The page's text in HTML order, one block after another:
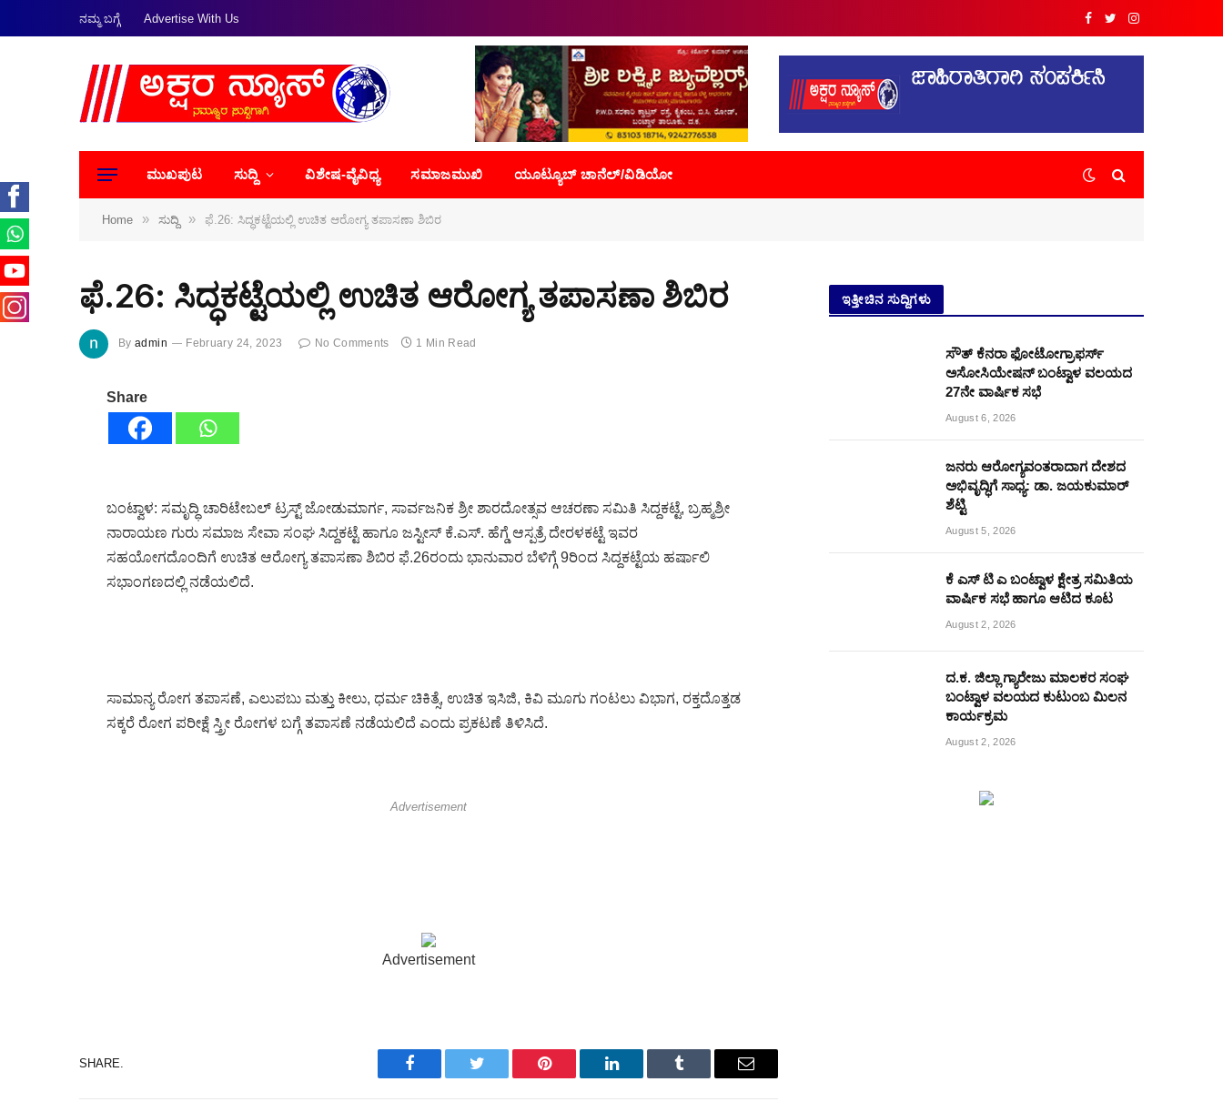
ನಮ್ಮ ಬಗ್ಗೆ Advertise With Us
Facebook
TwitterInstagram
ಮುಖಪುಟ ಸುದ್ದಿ ವಿಶೇಷ-ವೈವಿಧ್ಯ ಸಮಾಜಮುಖಿ ಯೂಟ್ಯೂಬ್ ಚಾನೆಲ್/ವಿಡಿಯೋ
Home » ಸುದ್ದಿ » ಫೆ.26: ಸಿದ್ಧಕಟ್ಟೆಯಲ್ಲಿ ಉಚಿತ ಆರೋಗ್ಯ ತಪಾಸಣಾ ಶಿಬಿರ
ಫೆ.26: ಸಿದ್ಧಕಟ್ಟೆಯಲ್ಲಿ ಉಚಿತ ಆರೋಗ್ಯ ತಪಾಸಣಾ ಶಿಬಿರ
By admin February 24, 2023 No Comments 1 Min Read
Share
ಬಂಟ್ವಾಳ: ಸಮೃದ್ಧಿ ಚಾರಿಟೇಬಲ್ ಟ್ರಸ್ಟ್ ಜೋಡುಮಾರ್ಗ, ಸಾರ್ವಜನಿಕ ಶ್ರೀ ಶಾರದೋತ್ಸವ ಆಚರಣಾ ಸಮಿತಿ ಸಿದ್ದಕಟ್ಟೆ, ಬ್ರಹ್ಮಶ್ರೀ
ನಾರಾಯಣ ಗುರು ಸಮಾಜ ಸೇವಾ ಸಂಘ ಸಿದ್ದಕಟ್ಟೆ ಹಾಗೂ ಜಸ್ಟೀಸ್ ಕೆ.ಎಸ್. ಹೆಗ್ಡೆ ಆಸ್ಪತ್ರೆ ದೇರಳಕಟ್ಟೆ ಇವರ
ಸಹಯೋಗದೊಂದಿಗೆ ಉಚಿತ ಆರೋಗ್ಯ ತಪಾಸಣಾ ಶಿಬಿರ ಫೆ.26ರಂದು ಭಾನುವಾರ ಬೆಳಿಗ್ಗೆ 9ರಿಂದ ಸಿದ್ದಕಟ್ಟೆಯ ಹರ್ಷಾಲಿ
ಸಭಾಂಗಣದಲ್ಲಿ ನಡೆಯಲಿದೆ.
ಸಾಮಾನ್ಯ ರೋಗ ತಪಾಸಣೆ, ಎಲುಪಬು ಮತ್ತು ಕೀಲು, ಧರ್ಮ ಚಿಕಿತ್ಸೆ, ಉಚಿತ ಇಸಿಜಿ, ಕಿವಿ ಮೂಗು ಗಂಟಲು ವಿಭಾಗ, ರಕ್ತದೊತ್ತಡ
ಸಕ್ಕರೆ ರೋಗ ಪರೀಕ್ಷೆ ಸ್ತ್ರೀ ರೋಗಳ ಬಗ್ಗೆ ತಪಾಸಣೆ ನಡೆಯಲಿದೆ ಎಂದು ಪ್ರಕಟಣೆ ತಿಳಿಸಿದೆ.
Advertisement
Advertisement
SHARE.
FacebookTwitter PinterestLinkedIn Tumblr Email
ಇತ್ತೀಚಿನ ಸುದ್ದಿಗಳು
ಸೌತ್ ಕೆನರಾ ಫೋಟೋಗ್ರಾಫರ್ಸ್
ಅಸೋಸಿಯೇಷನ್ ಬಂಟ್ವಾಳ ವಲಯದ
27ನೇ ವಾರ್ಷಿಕ ಸಭೆ
August 6, 2026
ಜನರು ಆರೋಗ್ಯವಂತರಾದಾಗ ದೇಶದ
ಅಭಿವೃದ್ಧಿಗೆ ಸಾಧ್ಯ: ಡಾ. ಜಯಕುಮಾರ್
ಶೆಟ್ಟಿ
August 5, 2026
ಕೆ ಎಸ್ ಟಿ ಎ ಬಂಟ್ವಾಳ ಕ್ಷೇತ್ರ ಸಮಿತಿಯ
ವಾರ್ಷಿಕ ಸಭೆ ಹಾಗೂ ಆಟಿದ ಕೂಟ
August 2, 2026
ದ.ಕ. ಜಿಲ್ಲಾ ಗ್ಯಾರೇಜು ಮಾಲಕರ ಸಂಘ
ಬಂಟ್ವಾಳ ವಲಯದ ಕುಟುಂಬ ಮಿಲನ
ಕಾರ್ಯಕ್ರಮ
August 2, 2026